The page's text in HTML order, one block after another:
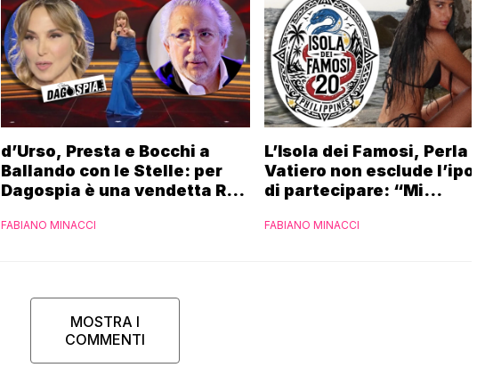
d’Urso, Presta e Bocchi a
Ballando con le Stelle: per
Dagospia è una vendetta Rai
FABIANO MINACCI
L’Isola dei Famosi, Perla
Vatiero non esclude
di partecipare: “Mi
FABIANO MINACCI
MOSTRA I
COMMENTI